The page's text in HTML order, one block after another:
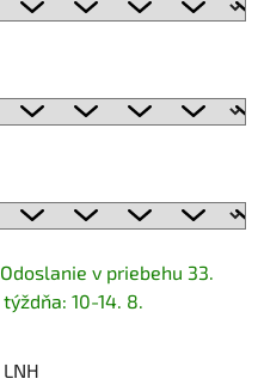
Odoslanie v priebehu 33.
týždňa: 10-14. 8.
LNH